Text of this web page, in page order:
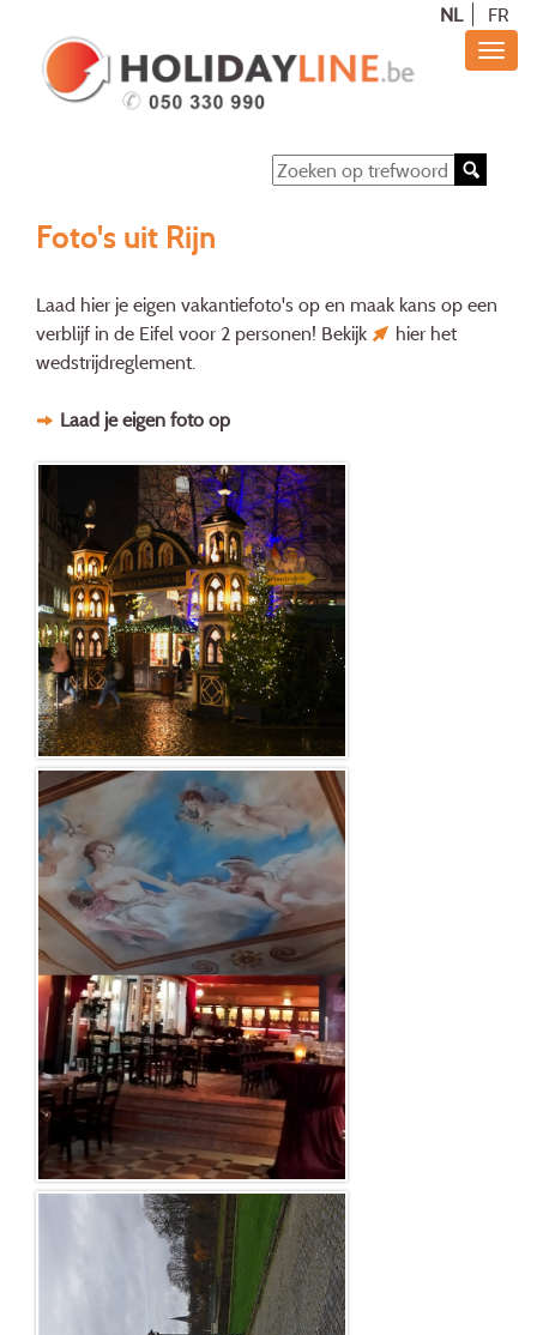
NL FR
Foto's uit Rijn
Laad hier je eigen vakantiefoto's op en maak kans op een
verblijf in de Eifel voor 2 personen! Bekijk
hier het
wedstrijdreglement.
Laad je eigen foto op